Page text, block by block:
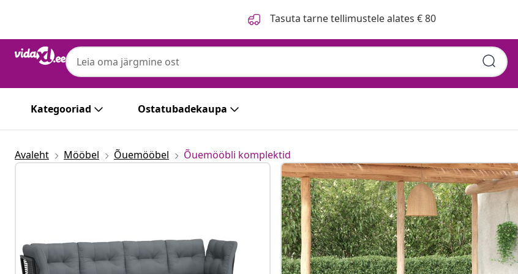
Tasuta tarne tellimustele alates € 80
Kategooriad Ostatubadekaupa
Avaleht Mööbel Õuemööbel Õuemööbli komplektid